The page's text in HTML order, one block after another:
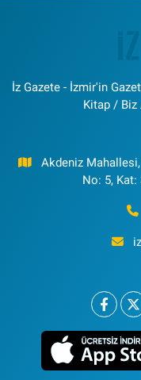
İz Gazete - İzmir'in
Kitap / Biz
Akdeniz
No: 5,